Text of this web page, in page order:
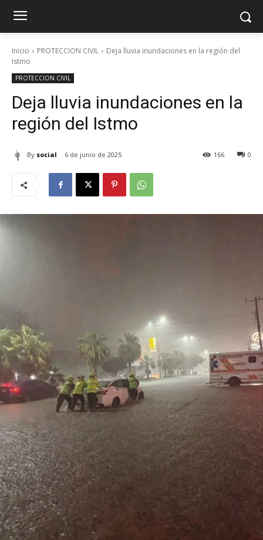
Inicio PROTECCION CIVIL
Deja lluvia inundaciones en la región del
Istmo
PROTECCION CIVIL
Deja lluvia inundaciones en la
región del Istmo
By social 6 de junio de 2025 0
166